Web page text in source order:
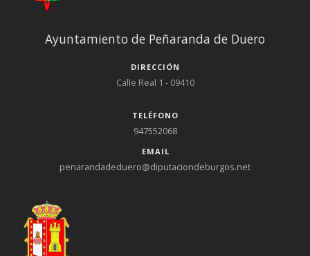
Ayuntamiento de Peñaranda de Duero
DIRECCIÓN
Calle Real 1 - 09410
TELÉFONO
947552068
EMAIL
penarandadeduero@diputaciondeburgos.net